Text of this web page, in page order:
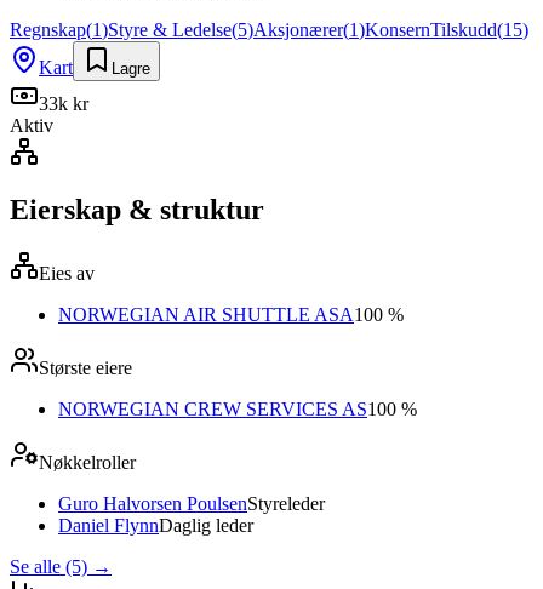
Regnskap(1)Styre & Ledelse(5)Aksjonærer(1)KonsernTilskudd(15)
Kart
Lagre
33k kr
Aktiv
Eierskap & struktur
Eies av
NORWEGIAN AIR SHUTTLE ASA100 %
Største eiere
NORWEGIAN CREW SERVICES AS100 %
Nøkkelroller
Guro Halvorsen PoulsenStyreleder
Daniel FlynnDaglig leder
Se alle (5) →